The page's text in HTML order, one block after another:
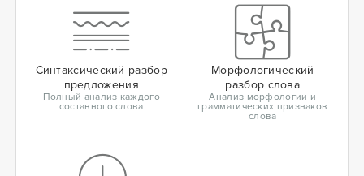
Синтаксический разбор
предложения
Полный анализ каждого
составного слова
Морфологический
разбор слова
Анализ морфологии и
грамматических признаков
слова